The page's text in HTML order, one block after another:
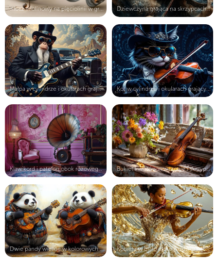
Klucz wiolinowy na pięciolinii w gr... Dziewczyna grająca na skrzypcach w ...
Małpa w cylindrze i okularach grają... Kot w cylindrze i okularach grający...
Klawikord i patefon obok różowego f... Bukiet kwiatów w wazonie i skrzypce...
Dwie pandy wielkie w kolorowych ubr... Kobieta w biało-złotej sukni grając...